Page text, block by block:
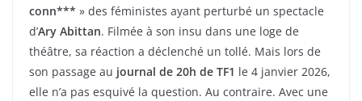
conn*** » des féministes ayant perturbé un spectacle
d’Ary Abittan. Filmée à son insu dans une loge de
théâtre, sa réaction a déclenché un tollé. Mais lors de
son passage au journal de 20h de TF1 le 4 janvier 2026,
elle n’a pas esquivé la question. Au contraire. Avec une